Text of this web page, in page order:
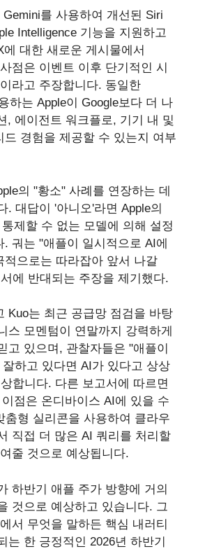
Gemini를 사용하여 개선된 Siri
Intelligence 기능을 지원하고
대한 새로운 게시물에서
점은 이벤트 이후 단기적인 시
라고 주장합니다. 동일한
하는 Apple이 Google보다 더 나
, 에이전트 워크플로, 기기 내 및
드 경험을 제공할 수 있는지 여부
의 "황소" 사례를 연장하는 데
. 대답이 '아니오'라면 Apple의
제할 수 없는 모델에 의해 설정
. 궈는 "애플이 일시적으로 AI에
적으로는 따라잡아 앞서 나갈
에 반대되는 주장을 제기했다.
Kuo는 최근 공급망 점검을 바탕
스 모멘텀이 연말까지 강력하게
고 있으며, 관찰자들은 "애플이
하고 있다면 AI가 있다고 상상
합니다. 다른 보고서에 따르면
점은 온디바이스 AI에 있을 수
춤형 실리콘을 사용하여 클라우
직접 더 많은 AI 쿼리를 처리할
줄 것으로 예상됩니다.
하반기 애플 주가 방향에 거의
것으로 예상하고 있습니다. 그
서 무엇을 말하든 핵심 내러티
는 한 긍정적인 2026년 하반기